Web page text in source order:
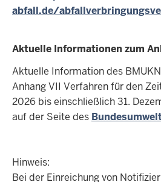
abfall.de/
Aktuelle Informationen zum
Aktuelle Information des
Anhang VII Verfahren für den
2026 bis einschließlich 31.
auf der Seite des
Hinweis:
Bei der Einreichung von